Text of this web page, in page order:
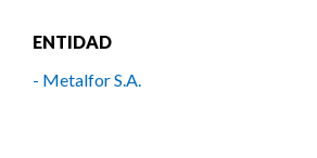
ENTIDAD
- Metalfor S.A.